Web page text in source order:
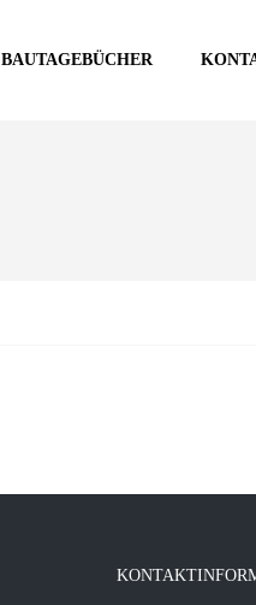
BAUTAGEBÜCHER